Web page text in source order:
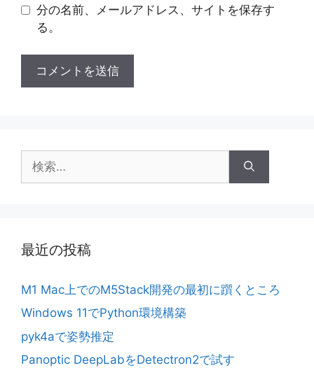
分の名前、メールアドレス、サイトを保存す
る。
索:
最近の投稿
M1 Mac上でのM5Stack開発の最初に躓くところ
Windows 11でPython環境構築
pyk4aで姿勢推定
Panoptic DeepLabをDetectron2で試す